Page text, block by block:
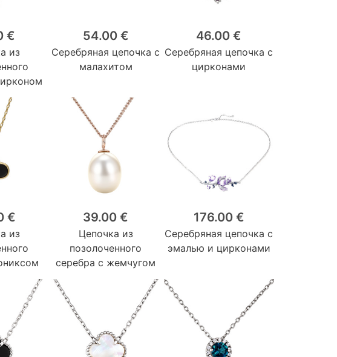
€
из
54.00 €
Серебряная цепочка с
малахитом
46.00 €
Серебряная цепочка с
цирконами
€
из
39.00 €
Цепочка из
позолоченного
серебра с жемчугом
176.00 €
Серебряная цепочка с
эмалью и цирконами